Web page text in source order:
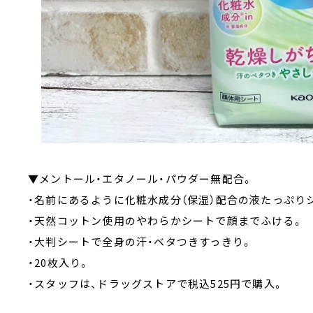
▼メントール・エタノール・パウダー無配合。
・名前にあるように化粧水成分（保湿）配合の液たっぷり
・天然コットン使用のやわらかシートで顔までふける。
・大判シートで全身の汗・ベタつきすっきり。
・20枚入り。
・スタッフは、ドラッグストアで税込525円で購入。